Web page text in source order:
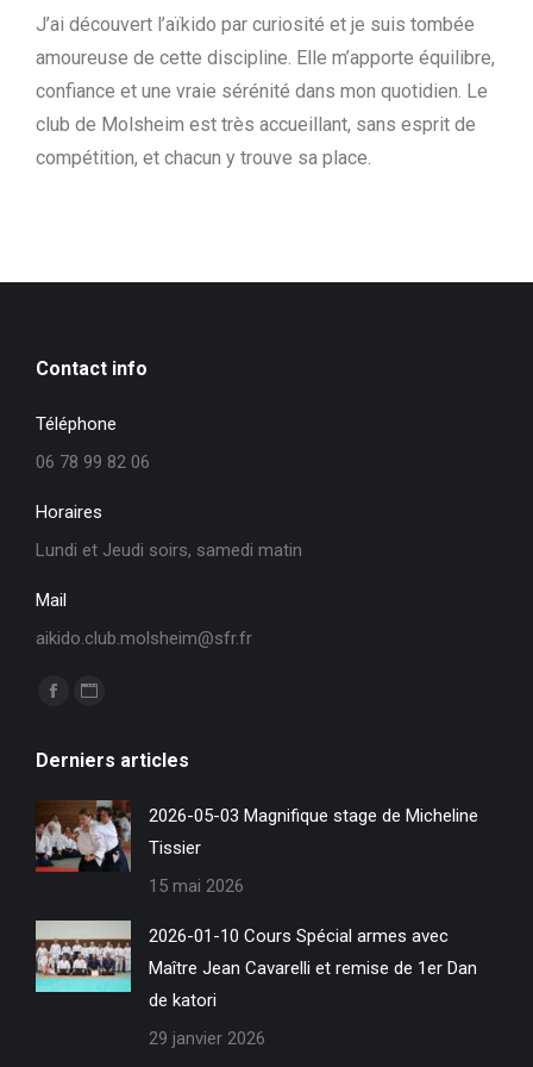
J’ai découvert l’aïkido par curiosité et je suis tombée
amoureuse de cette discipline. Elle m’apporte équilibre,
confiance et une vraie sérénité dans mon quotidien. Le
club de Molsheim est très accueillant, sans esprit de
compétition, et chacun y trouve sa place.
Contact info
Téléphone
06 78 99 82 06
Horaires
Lundi et Jeudi soirs, samedi matin
Mail
aikido.club.molsheim@sfr.fr
Trouvez nous sur :
La
Facebook
s'ouvre
dans
une
fenêtre
La
Site
Web
s'ouvre
dans
nouvelle
fenêtre
Derniers articles
2026-05-03 Magnifique stage de Micheline
Tissier
15 mai 2026
2026-01-10 Cours Spécial armes avec
Maître Jean Cavarelli et remise de 1er Dan
de katori
29 janvier 2026